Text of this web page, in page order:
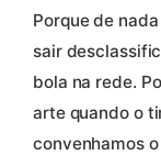
Porque de
sair
bola na rede.
arte quando o
convenhamos